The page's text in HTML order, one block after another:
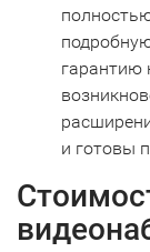
гарантию
и готовы